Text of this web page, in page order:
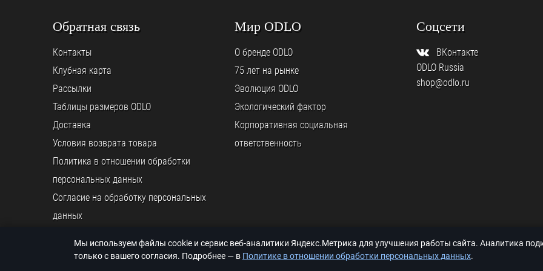
Обратная связь
Контакты
Клубная карта
Рассылки
Таблицы размеров ODLO
Доставка
Условия возврата товара
Политика в отношении обработки
персональных данных
Согласие на обработку персональных
данных
Мир ODLO
О бренде ODLO
75 лет на рынке
Эволюция ODLO
Экологический фактор
Корпоративная социальная
ответственность
Соцсети
ВКонтакте
ODLO Russia
shop@odlo.ru
© ООО «ODLO.RU», 2026
© K back && front ends programming
Мы используем файлы cookie и сервис веб-аналитики Яндекс.Метрика для улучшения работы сайта. Аналитика
только с вашего согласия. Подробнее — в Политике в отношении обработки персональных данных.